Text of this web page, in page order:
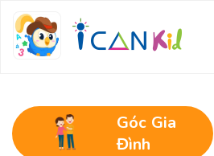
Góc Gia
Đình